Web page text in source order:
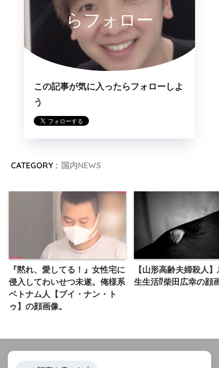
らフォロー
この記事が気に入ったらフォローしよ
う
CATEGORY : 国内NEWS
『黙れ、愛してる！』女性宅に
侵入してわいせつ未遂。俺様系
ベトナム人【ブイ・ナン・ト
ゥ】の顔画像。
【山形高齢夫婦殺人
生生活⁉︎柴田広幸の顔